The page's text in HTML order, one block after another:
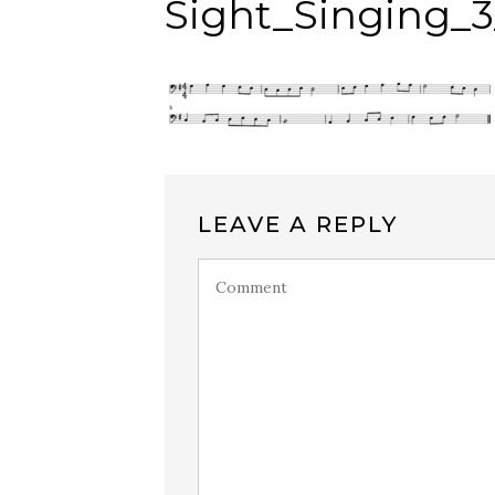
LEAVE A REPLY